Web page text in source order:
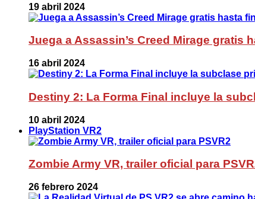
19 abril 2024
Juega a Assassin’s Creed Mirage gratis
16 abril 2024
Destiny 2: La Forma Final incluye la
10 abril 2024
PlayStation VR2
Zombie Army VR, trailer oficial para
26 febrero 2024